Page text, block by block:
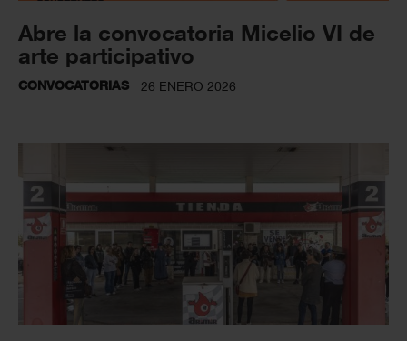
Abre la convocatoria Micelio VI de
arte participativo
CONVOCATORIAS 26 ENERO 2026